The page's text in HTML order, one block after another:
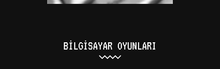
BILGISAYAR OYUNLARI